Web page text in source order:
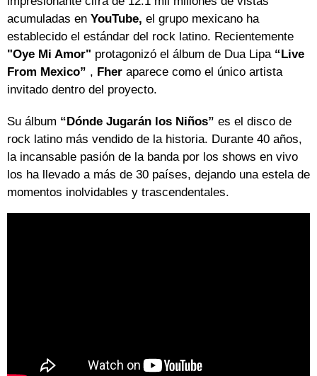
acumuladas en YouTube, el grupo mexicano ha
establecido el estándar del rock latino. Recientemente
"Oye Mi Amor" protagonizó el álbum de Dua Lipa“Live
From Mexico” , Fher aparece como el único artista
invitado dentro del proyecto.
Su álbum “Dónde Jugarán los Niños” es el disco de
rock latino más vendido de la historia. Durante 40 años,
la incansable pasión de la banda por los shows en vivo
los ha llevado a más de 30 países, dejando una estela de
momentos inolvidables y trascendentales.